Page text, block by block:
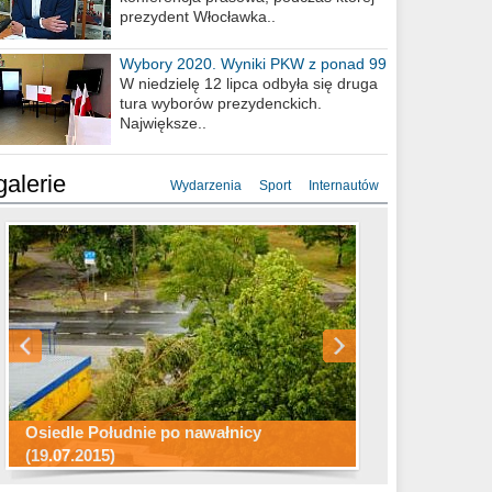
prezydent Włocławka..
Wybory 2020. Wyniki PKW z ponad 99
procent obwodów
W niedzielę 12 lipca odbyła się druga
tura wyborów prezydenckich.
Największe..
Wydarzenia Sport Internautów
Osiedle Południe po nawałnicy
(19.07.2015)
Wizytówka Włocławka
polowanie wigilijne 2014
Miasto kładzie się do snu .
Konkurs fotograficzny "Co to za
miejsca"
Ścieżka rowerowa w naszym mieście